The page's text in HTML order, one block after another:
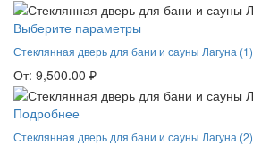
Выберите параметры
Стеклянная дверь для бани и сауны Лагуна (1)
От: 9,500.00 ₽
Подробнее
Стеклянная дверь для бани и сауны Лагуна (2)